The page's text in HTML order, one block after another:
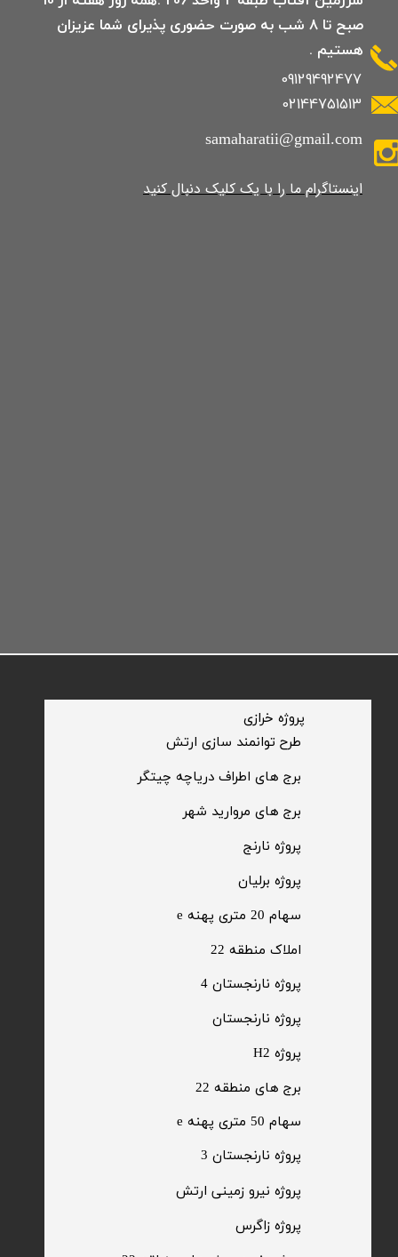
​طرح توانمند سازی ارتش
سهام 20 متری پهنه e​​​​​​​
​سهام 50 متری پهنه e
​املاک منطقه 22
برج های منطقه 22
​پروژه خرازی
پروژه برلیان
پروژه H2
​پروژه زاگرس
​پروژه نارنج
​پروژه نارنجستان
​پروژه نیرو زمینی ارتش
​برج های اطراف دریاچه چیتگر
​برج های مروارید شهر
پروژه نارنجستان 4
​پروژه نارنجستان 3
09129492477
02144751513
صبح تا 8 شب به صورت حضوری پذیرای شما عزیزان
هستیم .
samaharatii@gmail.com
​​​​​​​​​اینستاگرام ما را با یک کلیک دنبال کنید